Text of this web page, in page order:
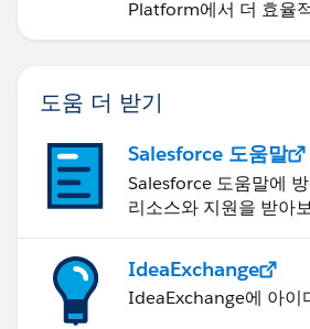
Platform에서 더 효율
습니다.
도움 더 받기
Salesforce 도움말
Salesforce 도움말에
리소스와 지원을 받아
IdeaExchange
IdeaExchange에 아이